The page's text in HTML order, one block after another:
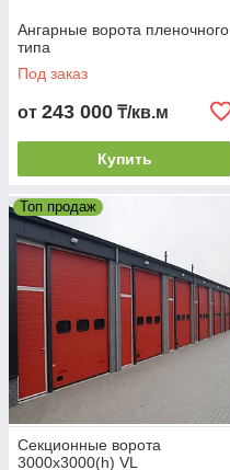
Ангарные ворота пленочного
типа
Под заказ
от 243 000 ₸/кв.м
Купить
Топ продаж
Секционные ворота
3000х3000(h) VL